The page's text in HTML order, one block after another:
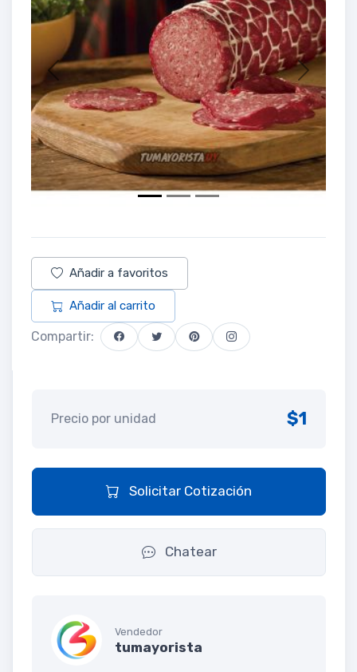
Previous Next
Añadir a favoritos
Añadir al carrito
Compartir:
Precio por unidad $1
Solicitar Cotización
Chatear
Vendedor
tumayorista